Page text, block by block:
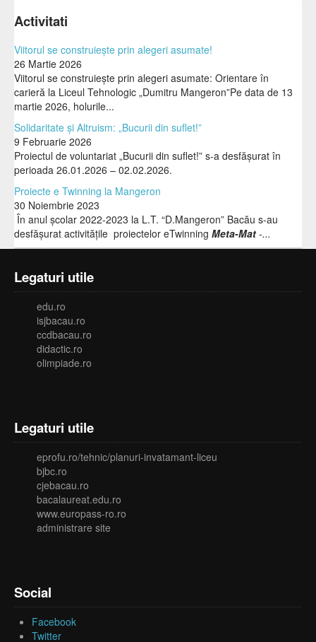
Activitati
Viitorul se construiește prin alegeri asumate!
26 Martie 2026
Viitorul se construiește prin alegeri asumate: Orientare în
carieră la Liceul Tehnologic „Dumitru Mangeron”Pe data de 13
martie 2026, holurile...
Solidaritate și Altruism: „Bucurii din suflet!”
9 Februarie 2026
Proiectul de voluntariat „Bucurii din suflet!” s-a desfășurat în
perioada 26.01.2026 – 02.02.2026.
Proiecte e Twinning la Mangeron
30 Noiembrie 2023
În anul școlar 2022-2023 la L.T. “D.Mangeron” Bacău s-au
desfășurat activitățile proiectelor eTwinning Meta-Mat -...
Legaturi utile
edu.ro
isjbacau.ro
ccdbacau.ro
didactic.ro
olimpiade.ro
Legaturi utile
eprofu.ro/tehnic/planuri-invatamant-liceu
bjbc.ro
cjebacau.ro
bacalaureat.edu.ro
www.europass-ro.ro
administrare site
Social
Facebook
Twitter